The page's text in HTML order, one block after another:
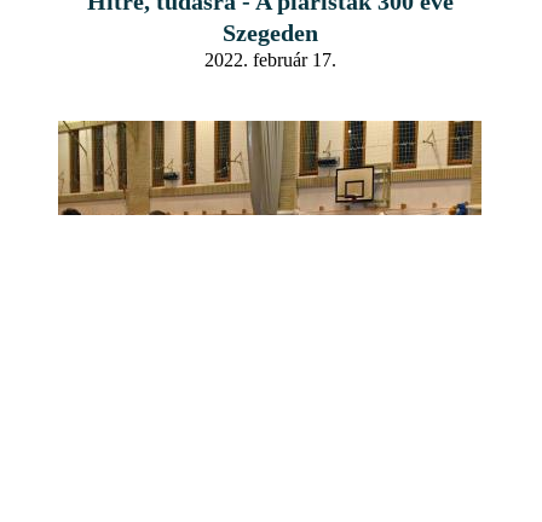
Szegeden
2022. február 17.